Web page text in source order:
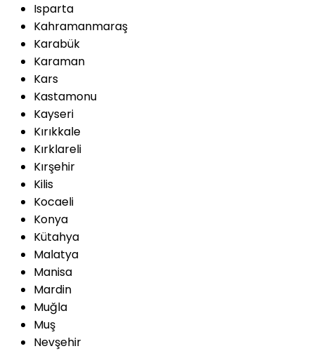
Isparta
Kahramanmaraş
Karabük
Karaman
Kars
Kastamonu
Kayseri
Kırıkkale
Kırklareli
Kırşehir
Kilis
Kocaeli
Konya
Kütahya
Malatya
Manisa
Mardin
Muğla
Muş
Nevşehir